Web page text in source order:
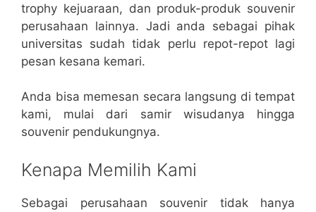
trophy kejuaraan, dan produk-produk souvenir
perusahaan lainnya. Jadi anda sebagai pihak
universitas sudah tidak perlu repot-repot lagi
pesan kesana kemari.
Anda bisa memesan secara langsung di tempat
kami, mulai dari samir wisudanya hingga
souvenir pendukungnya.
Kenapa Memilih Kami
Sebagai perusahaan souvenir tidak hanya